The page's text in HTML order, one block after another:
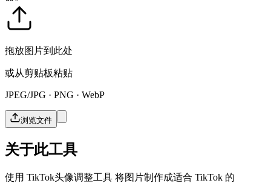
拖放图片到此处
或从剪贴板粘贴
JPEG/JPG · PNG · WebP
浏览文件
关于此工具
使用 TikTok头像调整工具 将图片制作成适合 TikTok 的